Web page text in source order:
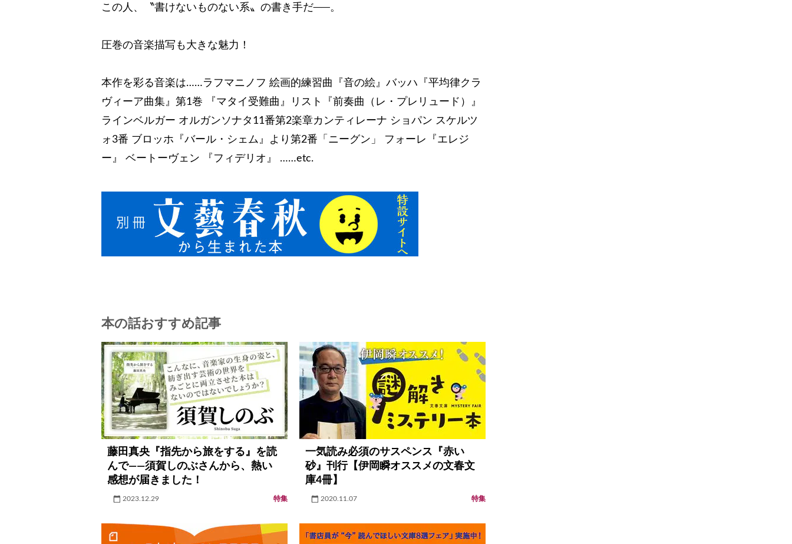
この人、〝書けないものない系〟の書き手だ──。
圧巻の音楽描写も大きな魅力！
本作を彩る音楽は……ラフマニノフ 絵画的練習曲『音の絵』バッハ『平均律クラ
ヴィーア曲集』第1巻 『マタイ受難曲』リスト『前奏曲（レ・プレリュード）』
ラインベルガー オルガンソナタ11番第2楽章カンティレーナ ショパン スケルツ
ォ3番 ブロッホ『バール・シェム』より第2番「ニーグン」 フォーレ『エレジ
ー』 ベートーヴェン 『フィデリオ』 ……etc.
本の話おすすめ記事
藤田真央『指先から旅をする』を読
んで――須賀しのぶさんから、熱い
感想が届きました！
2023.12.29 特集
一気読み必須のサスペンス『赤い
砂』刊行【伊岡瞬オススメの文春文
庫4冊】
2020.11.07 特集